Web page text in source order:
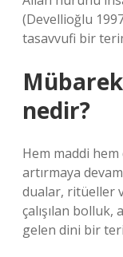
(Devellioğlu
tasavvufi bir
nedir?
Hem maddi
artırmaya
dualar, ritüeller
çalışılan bolluk,
gelen dini bir